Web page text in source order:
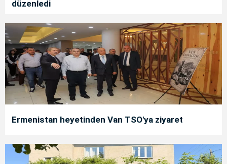
düzenledi
Ermenistan heyetinden Van TSO'ya ziyaret